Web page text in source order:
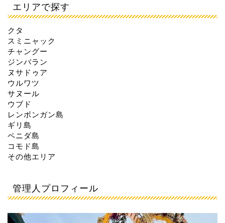
エリアで探す
クタ
スミニャック
チャングー
ジンバラン
ヌサドゥア
ウルワツ
サヌール
ウブド
レンボンガン島
ギリ島
ペニダ島
コモド島
その他エリア
管理人プロフィール